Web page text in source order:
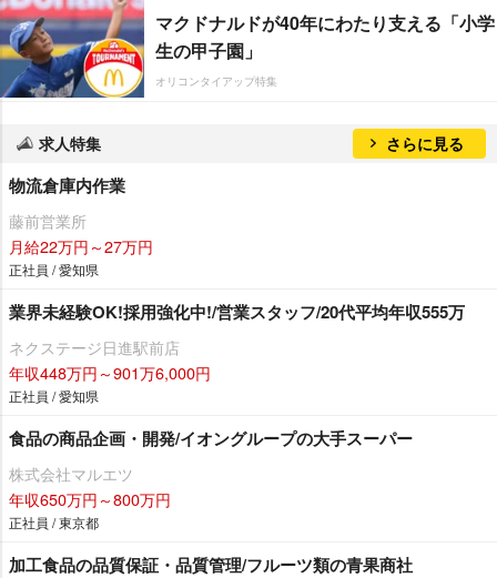
マクドナルドが40年にわたり支える「小学
生の甲子園」
オリコンタイアップ特集
求人特集 さらに見る
物流倉庫内作業
藤前営業所
月給22万円～27万円
正社員 / 愛知県
業界未経験OK!採用強化中!/営業スタッフ/20代平均年収555万
ネクステージ日進駅前店
年収448万円～901万6,000円
正社員 / 愛知県
食品の商品企画・開発/イオングループの大手スーパー
株式会社マルエツ
年収650万円～800万円
正社員 / 東京都
加工食品の品質保証・品質管理/フルーツ類の青果商社